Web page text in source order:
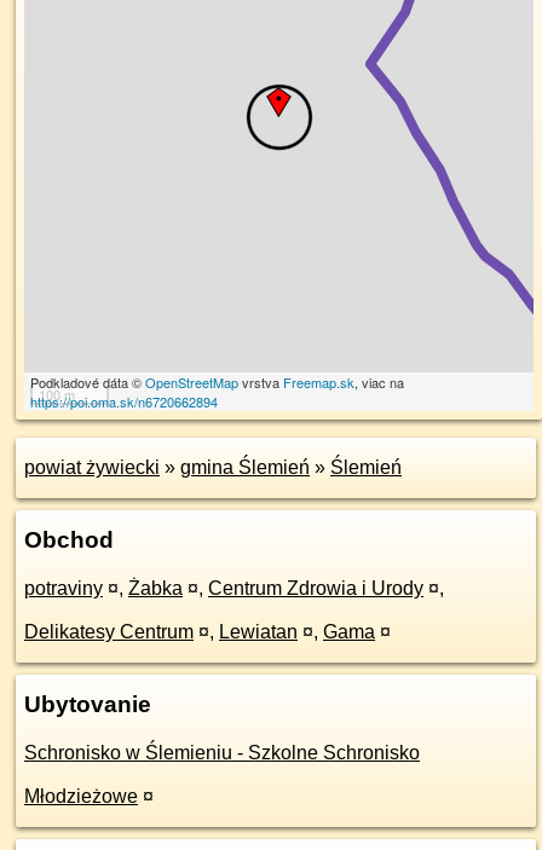
100 m
Podkladové dáta ©OpenStreetMapvrstva Freemap.sk, viac na
https://poi.oma.sk/n6720662894
powiat żywiecki » gmina Ślemień » Ślemień
Obchod
potraviny ¤, Żabka ¤, Centrum Zdrowia i Urody ¤,
Delikatesy Centrum ¤, Lewiatan ¤, Gama ¤
Ubytovanie
Schronisko w Ślemieniu - Szkolne Schronisko
Młodzieżowe ¤